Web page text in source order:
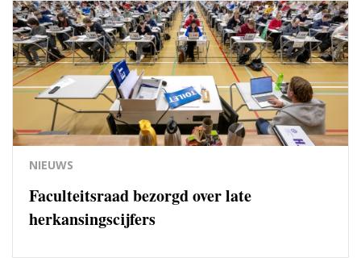
NIEUWS
Faculteitsraad bezorgd over late
herkansingscijfers